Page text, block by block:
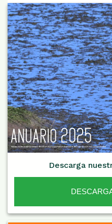
Descarga